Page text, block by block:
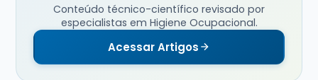
Conteúdo técnico-científico revisado por
especialistas em Higiene Ocupacional.
Acessar Artigos